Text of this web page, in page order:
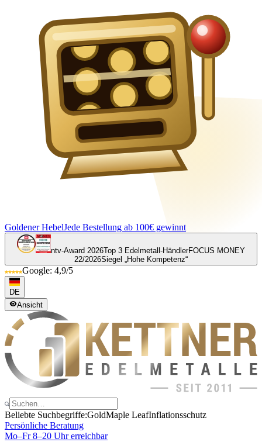
Goldener HebelJede Bestellung ab 100€ gewinnt
ntv-Award 2026Top 3 Edelmetall-HändlerFOCUS MONEY
22/2026Siegel „Hohe Kompetenz“
Google: 4,9/5
DE
Ansicht
Beliebte Suchbegriffe:GoldMaple LeafInflationsschutz
Persönliche Beratung
Mo–Fr 8–20 Uhr erreichbar